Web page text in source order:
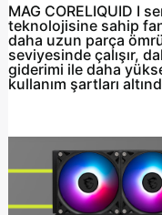
MAG CORELIQUID I
teknolojisine sahip
daha uzun parça
seviyesinde çalışır,
giderimi ile daha
kullanım şartları